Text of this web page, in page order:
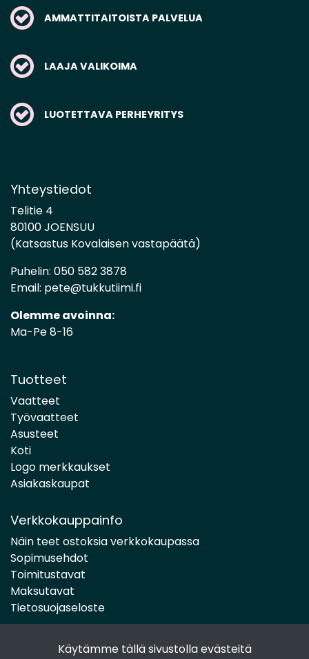
Käytämme tällä sivustolla evästeitä
AMMATTITAITOISTA PALVELUA
LAAJA VALIKOIMA
LUOTETTAVA PERHEYRITYS
Yhteystiedot
Telitie 4
80100 JOENSUU
(Katsastus Kovalaisen vastapäätä)
Puhelin: 050 582 3878
Email: pete@tukkutiimi.fi
Olemme avoinna:
Ma-Pe 8-16
Tuotteet
Vaatteet
Työvaatteet
Asusteet
Koti
Logo merkkaukset
Asiakaskaupat
Verkkokauppainfo
Näin teet ostoksia verkkokaupassa
Sopimusehdot
Toimitustavat
Maksutavat
Tietosuojaseloste
Seuraa sosiaalisessa mediassa